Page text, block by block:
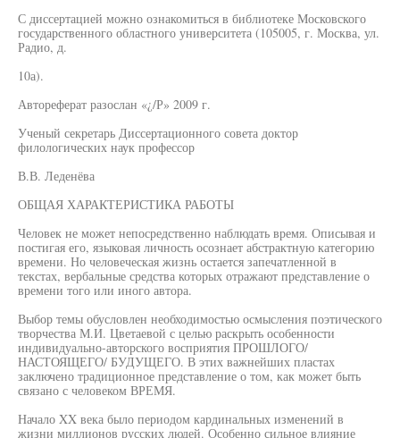
С диссертацией можно ознакомиться в библиотеке Московского
государственного областного университета (105005, г. Москва, ул.
Радио, д.
10а).
Автореферат разослан «¿/Р» 2009 г.
Ученый секретарь Диссертационного совета доктор
филологических наук профессор
В.В. Леденёва
ОБЩАЯ ХАРАКТЕРИСТИКА РАБОТЫ
Человек не может непосредственно наблюдать время. Описывая и
постигая его, языковая личность осознает абстрактную категорию
времени. Но человеческая жизнь остается запечатленной в
текстах, вербальные средства которых отражают представление о
времени того или иного автора.
Выбор темы обусловлен необходимостью осмысления поэтического
творчества М.И. Цветаевой с целью раскрыть особенности
индивидуально-авторского восприятия ПРОШЛОГО/
НАСТОЯЩЕГО/ БУДУЩЕГО. В этих важнейших пластах
заключено традиционное представление о том, как может быть
связано с человеком ВРЕМЯ.
Начало XX века было периодом кардинальных изменений в
жизни миллионов русских людей. Особенно сильное влияние